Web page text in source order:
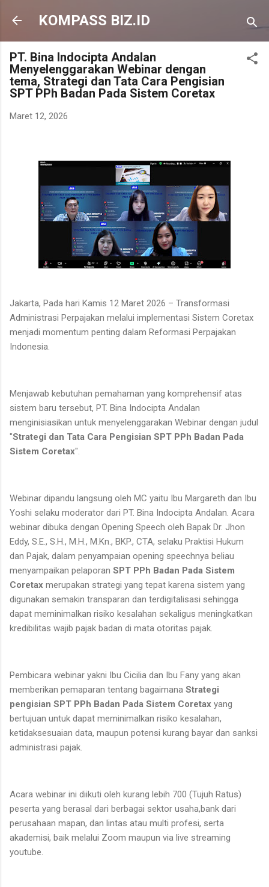
Langsung ke konten utama
KOMPASS BIZ.ID
PT. Bina Indocipta Andalan
Menyelenggarakan Webinar dengan
tema, Strategi dan Tata Cara Pengisian
SPT PPh Badan Pada Sistem Coretax
Maret 12, 2026
Jakarta, Pada hari Kamis 12 Maret 2026 – Transformasi
Administrasi Perpajakan melalui implementasi Sistem Coretax
menjadi momentum penting dalam Reformasi Perpajakan
Indonesia.
Menjawab kebutuhan pemahaman yang komprehensif atas
sistem baru tersebut, PT. Bina Indocipta Andalan
menginisiasikan untuk menyelenggarakan Webinar dengan judul
"Strategi dan Tata Cara Pengisian SPT PPh Badan Pada
Sistem Coretax".
Webinar dipandu langsung oleh MC yaitu Ibu Margareth dan Ibu
Yoshi selaku moderator dari PT. Bina Indocipta Andalan. Acara
webinar dibuka dengan Opening Speech oleh Bapak Dr. Jhon
Eddy, S.E., S.H., M.H., M.Kn., BKP., CTA, selaku Praktisi Hukum
dan Pajak, dalam penyampaian opening speechnya beliau
menyampaikan pelaporan SPT PPh Badan Pada Sistem
Coretax merupakan strategi yang tepat karena sistem yang
digunakan semakin transparan dan terdigitalisasi sehingga
dapat meminimalkan risiko kesalahan sekaligus meningkatkan
kredibilitas wajib pajak badan di mata otoritas pajak.
Pembicara webinar yakni Ibu Cicilia dan Ibu Fany yang akan
memberikan pemaparan tentang bagaimana Strategi
pengisian SPT PPh Badan Pada Sistem Coretax yang
bertujuan untuk dapat meminimalkan risiko kesalahan,
ketidaksesuaian data, maupun potensi kurang bayar dan sanksi
administrasi pajak.
Acara webinar ini diikuti oleh kurang lebih 700 (Tujuh Ratus)
peserta yang berasal dari berbagai sektor usaha,bank dari
perusahaan mapan, dan lintas atau multi profesi, serta
akademisi, baik melalui Zoom maupun via live streaming
youtube.